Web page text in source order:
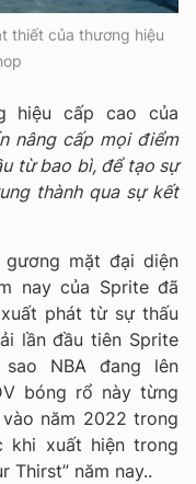
thiết của thương hiệu
hiệu cấp cao của
nâng cấp mọi điểm
từ bao bì, để tạo sự
thành qua sự kết
mặt đại diện
nay của Sprite đã
phát từ sự thấu
lần đầu tiên Sprite
NBA đang lên
bóng rổ này từng
năm 2022 trong
khi xuất hiện trong
Thirst” năm nay..